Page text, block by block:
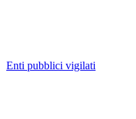
Enti pubblici vigilati